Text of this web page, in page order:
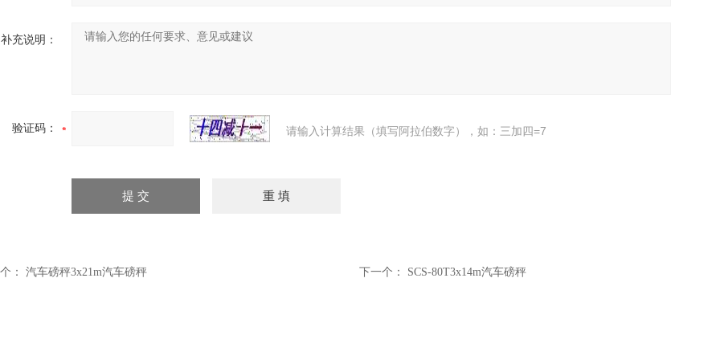
补充说明：
验证码： 请输入计算结果（填写阿拉伯数字），如：三加四=7
： 汽车磅秤3x21m汽车磅秤 下一个： SCS-80T3x14m汽车磅秤